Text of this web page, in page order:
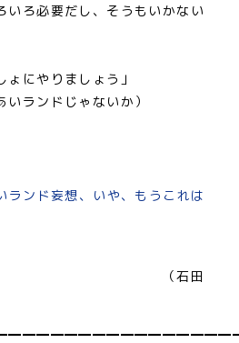
ろ必要だし、そうもいかない
ょにやりましょう」
いランドじゃないか）
ンド妄想、いや、もうこれは
田